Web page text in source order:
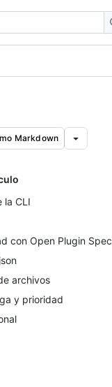
Markdown
la CLI
con Open Plugin Spec
archivos
y prioridad